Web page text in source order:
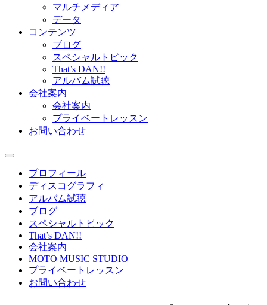
マルチメディア
データ
コンテンツ
ブログ
スペシャルトピック
That’s DAN!!
アルバム試聴
会社案内
会社案内
プライベートレッスン
お問い合わせ
プロフィール
ディスコグラフィ
アルバム試聴
ブログ
スペシャルトピック
That’s DAN!!
会社案内
MOTO MUSIC STUDIO
プライベートレッスン
お問い合わせ